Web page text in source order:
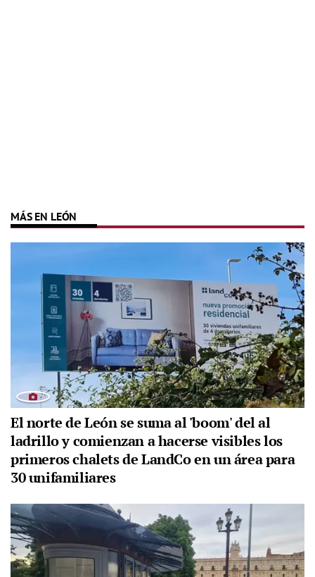
MÁS EN LEÓN
El norte de León se suma al 'boom' del al
ladrillo y comienzan a hacerse visibles los
primeros chalets de LandCo en un área para
30 unifamiliares